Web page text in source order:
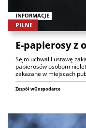
INFORMACJE
PILNE
E-papierosy z
Sejm uchwalił ustawę
papierosów osobom
zakazane w miejscach
Zespół wGospodarce